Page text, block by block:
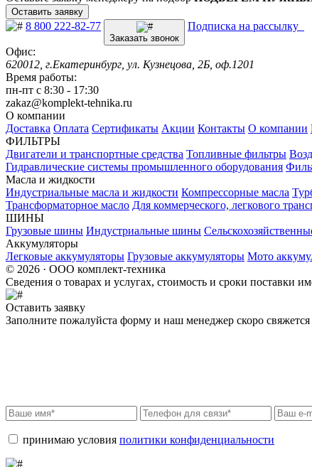
Оставить заявку
8 800 222-82-77
Заказать звонок
Подписка на рассылку
Офис:
620012, г.Екатеринбург, ул. Кузнецова, 2Б, оф.1201
Время работы:
пн-пт с 8:30 - 17:30
zakaz@komplekt-tehnika.ru
О компании
Доставка Оплата Сертификаты Акции Контакты О компании
ФИЛЬТРЫ
Двигатели и транспортные средства Топливные фильтры
Гидравлические системы промышленного оборудования
Масла и жидкости
Индустриальные масла и жидкости Компрессорные масла
Трансформаторное масло Для коммерческого, легкового
ШИНЫ
Грузовые шины Индустриальные шины
Аккумуляторы
Легковые аккумуляторы Грузовые аккумуляторы Мото
© 2026 · ООО комплект-техника
Сведения о товарах и услугах, стоимость и сроки
Оставить заявку
Заполните пожалуйста форму и наш менеджер скоро
принимаю условия политики конфиденциальности